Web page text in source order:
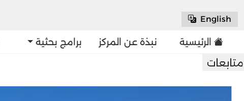
English
الرئيسية نبذة عن المركز برامج بحثية